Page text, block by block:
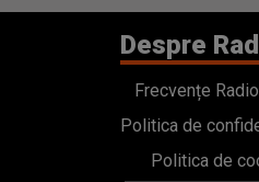
Despre
Frecvențe
Politica de
Politica de